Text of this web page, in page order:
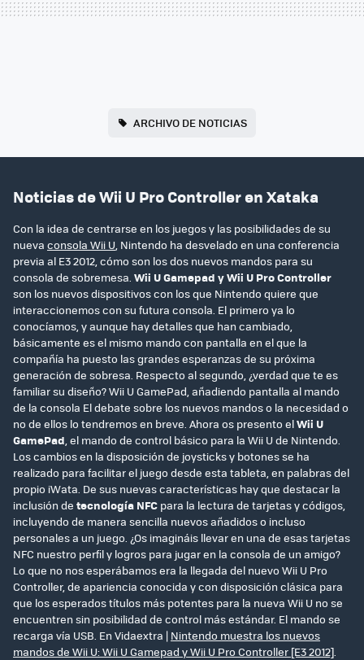
ARCHIVO DE NOTICIAS
Noticias de Wii U Pro Controller en Xataka
Con la idea de centrarse en los juegos y las posibilidades de su
nueva consola Wii U , Nintendo ha desvelado en una conferencia
previa al E3 2012, cómo son los dos nuevos mandos para su
consola de sobremesa. Wii U Gamepad y Wii U Pro Controller
son los nuevos dispositivos con los que Nintendo quiere que
interaccionemos con su futura consola. El primero ya lo
conocíamos, y aunque hay detalles que han cambiado,
básicamente es el mismo mando con pantalla en el que la
compañía ha puesto las grandes esperanzas de su próxima
generación de sobresa. Respecto al segundo, ¿verdad que te es
familiar su diseño? Wii U GamePad, añadiendo pantalla al mando
de la consola El debate sobre los nuevos mandos o la necesidad o
no de ellos lo tendremos en breve. Ahora os presento elWii U
GamePad , el mando de control básico para la Wii U de Nintendo.
Los cambios en la disposición de joysticks y botones se ha
realizado para facilitar el juego desde esta tableta, en palabras del
propio iWata. De sus nuevas características hay que destacar la
inclusión de tecnología NFC para la lectura de tarjetas y códigos,
incluyendo de manera sencilla nuevos añadidos o incluso
personales a un juego. ¿Os imagináis llevar en una de esas tarjetas
NFC nuestro perfil y logros para jugar en la consola de un amigo?
Lo que no nos esperábamos era la llegada del nuevo Wii U Pro
Controller, de apariencia conocida y con disposición clásica para
que los esperados títulos más potentes para la nueva Wii U no se
encuentren sin posibilidad de control más estándar. El mando se
recarga vía USB. En Vidaextra | Nintendo muestra los nuevos
mandos de Wii U: Wii U Gamepad y Wii U Pro Controller [E3 2012]